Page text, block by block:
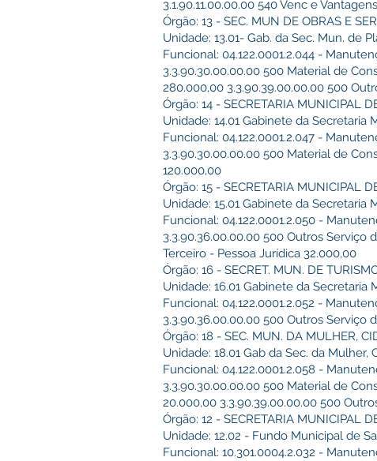
3.1.90.11.00.00.00 540 Venc e
Órgão: 13 - SEC. MUN DE OBRAS E
Unidade: 13.01- Gab. da Sec. Mun. de
Funcional: 04.122.0001.2.044 -
3.3.90.30.00.00.00 500 Material de
280.000,00 3.3.90.39.00.00.00 500
Órgão: 14 - SECRETARIA MUNICIPAL
Unidade: 14.01 Gabinete da Secretaria
Funcional: 04.122.0001.2.047 -
3.3.90.30.00.00.00 500 Material de
120.000,00
Órgão: 15 - SECRETARIA MUNICIPAL
Unidade: 15.01 Gabinete da
Funcional: 04.122.0001.2.050 -
3.3.90.36.00.00.00 500 Outros Serviço
Terceiro - Pessoa Jurídica 32.000,00
Órgão: 16 - SECRET. MUN. DE
Unidade: 16.01 Gabinete da
Funcional: 04.122.0001.2.052 -
3.3.90.36.00.00.00 500 Outros Serviço
Órgão: 18 - SEC. MUN. DA MULHER,
Unidade: 18.01 Gab da Sec. da Mulher,
Funcional: 04.122.0001.2.058 -
3.3.90.30.00.00.00 500 Material de
20.000,00 3.3.90.39.00.00.00 500
Órgão: 12 - SECRETARIA MUNICIPAL
Unidade: 12.02 - Fundo Municipal de
Funcional: 10.301.0004.2.032 -